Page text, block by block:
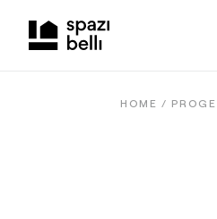
HOME /